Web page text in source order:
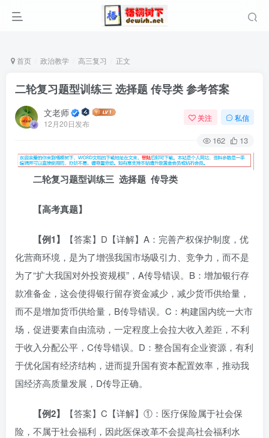
首页 政治教学 高三复习 正文
二轮复习题型训练三 选择题 传导类 参考答案
文老师
12月20日发布
关注 私信
162 13
二轮复习题型训练三 选择题 传导类
【高考真题】
【例1】
【答案】D【详解】A：完善产权保护制度，优
化营商环境，是为了增强我国市场吸引力、竞争力，而不是
为了“扩大我国对外投资规模”，A传导错误。B：增加银行存
款准备金，这会使得银行留存资金减少，减少货币供给量，
而不是增加货币供给量，B传导错误。C：构建国内统一大市
场，促进要素自由流动，一定程度上会拉大收入差距，不利
于收入分配公平，C传导错误。D：整合国有企业资源，有利
于优化国有经济结构，进而提升国有资本配置效率，推动我
国经济高质量发展，D传导正确。
【例2】
【答案】C【详解】①：医疗保险属于社会保
险，不属于社会福利，因此医保改革不会提高社会福利水